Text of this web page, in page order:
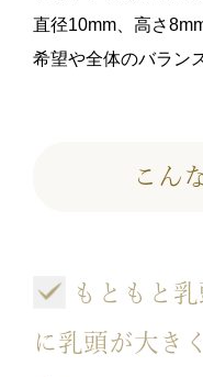
直径10mm、高さ
希望や全体のバラン
こん
もともと
に乳頭が大き